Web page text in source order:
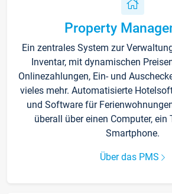
Property
Ein zentrales System zur
Inventar, mit dynamischen
Onlinezahlungen, Ein- und
vieles mehr. Automatisierte
und Software für
überall über einen Computer, ein
Smartphone.
Über das PMS